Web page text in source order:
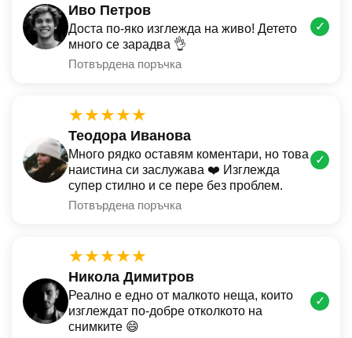
Иво Петров
Доста по-яко изглежда на живо! Детето
много се зарадва 👌
Потвърдена поръчка
✓
★★★★★
Теодора Иванова
Много рядко оставям коментари, но това
наистина си заслужава ❤️ Изглежда
супер стилно и се пере без проблем.
Потвърдена поръчка
✓
★★★★★
Никола Димитров
Реално е едно от малкото неща, които
изглеждат по-добре отколкото на
снимките 😄
✓